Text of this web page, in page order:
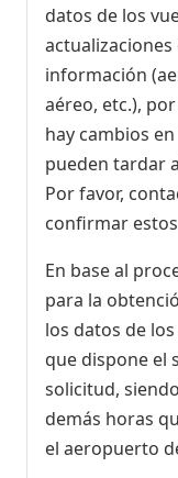
datos de los
información
aéreo, etc.),
hay cambios
pueden tardar
Por favor,
confirmar
En base al
para la
los datos de
que dispone el
solicitud,
demás horas
el aeropuerto